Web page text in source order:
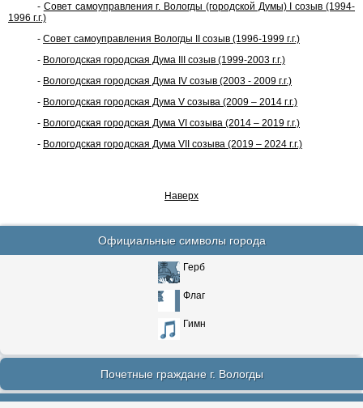
- Совет самоуправления г. Вологды (городской Думы) I созыв (1994-
1996 г.г.)
- Совет самоуправления Вологды II созыв (1996-1999 г.г.)
- Вологодская городская Дума III созыв (1999-2003 г.г.)
- Вологодская городская Дума IV созыв (2003 - 2009 г.г.)
- Вологодская городская Дума V созыва (2009 – 2014 г.г.)
- Вологодская городская Дума VI созыва (2014 – 2019 г.г.)
- Вологодская городская Дума VII созыва (2019 – 2024 г.г.)
Наверх
Официальные символы города
Герб
Флаг
Гимн
Почетные граждане г. Вологды